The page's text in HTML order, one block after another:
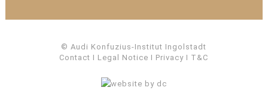
© Audi Konfuzius-Institut Ingolstadt
Contact I Legal Notice I Privacy I T&C